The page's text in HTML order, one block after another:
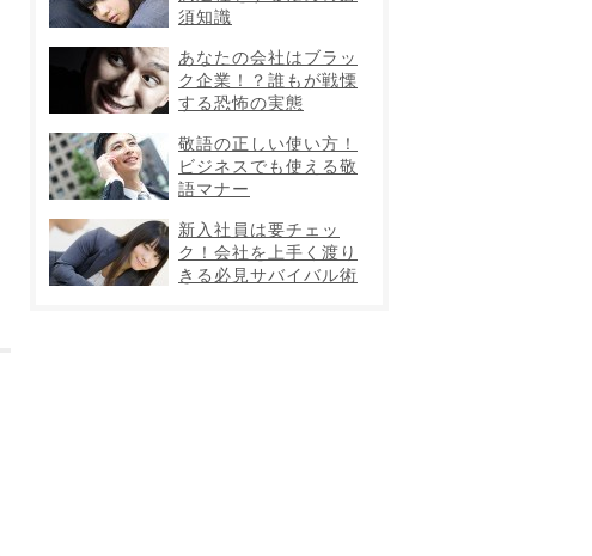
須知識
あなたの会社はブラッ
ク企業！？誰もが戦慄
する恐怖の実態
敬語の正しい使い方！
ビジネスでも使える敬
語マナー
新入社員は要チェッ
ク！会社を上手く渡り
きる必見サバイバル術